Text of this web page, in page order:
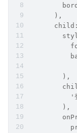
      ),
        ),
'
        ),